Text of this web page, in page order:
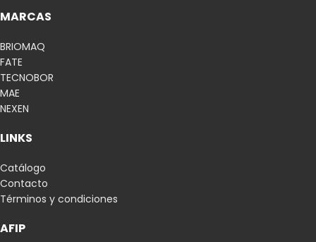
MARCAS
BRIOMAQ
FATE
TECNOBOR
MAE
NEXEN
LINKS
Catálogo
Contacto
Términos y condiciones
AFIP